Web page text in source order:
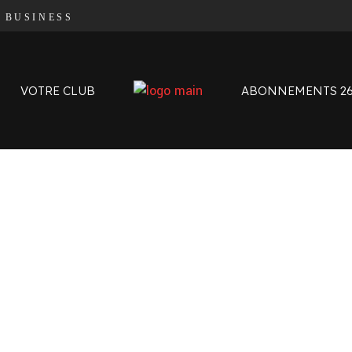
BUSINESS
VOTRE CLUB ABONNEMENTS
L’histoire des Oyomen